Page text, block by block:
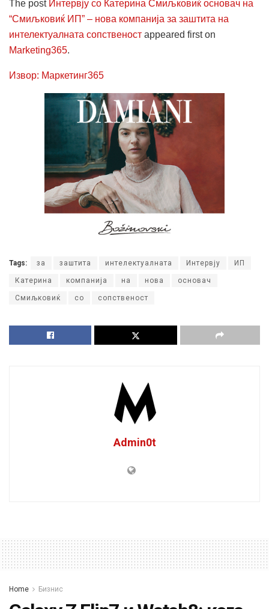
The post Интервју со Катерина Смиљковиќ основач на
“Смиљковиќ ИП” – нова компанија за заштита на
интелектуалната сопственост appeared first on
Marketing365.
Извор: Маркетинг365
Tags: за заштита интелектуалната Интервју ИП
Катерина компанија на нова основач
Смиљковиќ со сопственост
Admin0t
Home Бизнис